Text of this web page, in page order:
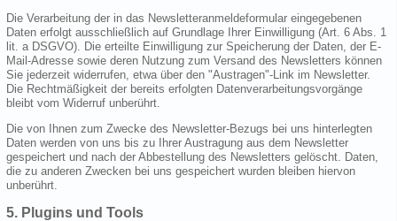
Die Verarbeitung der in das Newsletteranmeldeformular eingegebenen
Daten erfolgt ausschließlich auf Grundlage Ihrer Einwilligung (Art. 6 Abs. 1
lit. a DSGVO). Die erteilte Einwilligung zur Speicherung der Daten, der E-
Mail-Adresse sowie deren Nutzung zum Versand des Newsletters können
Sie jederzeit widerrufen, etwa über den "Austragen"-Link im Newsletter.
Die Rechtmäßigkeit der bereits erfolgten Datenverarbeitungsvorgänge
bleibt vom Widerruf unberührt.
Die von Ihnen zum Zwecke des Newsletter-Bezugs bei uns hinterlegten
Daten werden von uns bis zu Ihrer Austragung aus dem Newsletter
gespeichert und nach der Abbestellung des Newsletters gelöscht. Daten,
die zu anderen Zwecken bei uns gespeichert wurden bleiben hiervon
unberührt.
5. Plugins und Tools